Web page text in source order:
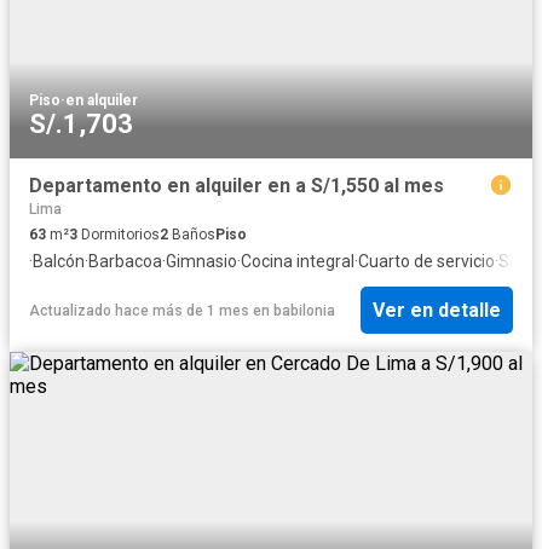
Piso·en alquiler
S/.1,703
Departamento en alquiler en a S/1,550 al mes
Lima
63 m²3 Dormitorios2 Baños Piso
·Balcón·Barbacoa·Gimnasio·Cocina integral ·Cuarto de servicio·
Actualizado hace más de 1 mes en babilonia Ver en detalle